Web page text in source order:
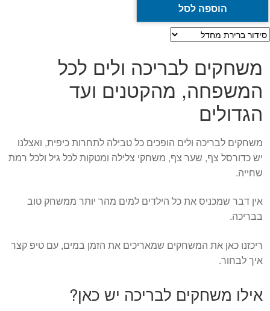
הוספה לסל
משחקים לבריכה ולים לכל
המשפחה, מהקטנים ועד
הגדולים
משחקים לבריכה ולים הופכים כל טבילה לתחרות כיפית, ואצלנו
יש כדורסל צף, שער צף, משחקי צלילה ומטקות לכל גיל ולכל רמת
שחייה.
אין דבר שמכניס את כל הילדים למים מהר יותר ממשחק טוב
בבריכה.
ריכזנו כאן את המשחקים שמאריכים את הזמן במים, עם טיפ קצר
איך לבחור.
אילו משחקים לבריכה יש כאן?